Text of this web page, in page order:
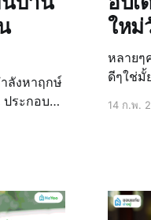
ลังหาฤกษ์
ระกอบ
ใหม่
หลายๆ
ดีๆใช่มั้
14 ก.พ.